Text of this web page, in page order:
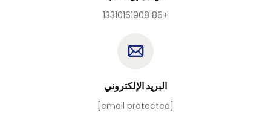
+86 13310161908
البريد الإلكتروني